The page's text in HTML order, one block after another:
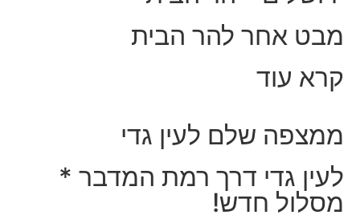
מבט אחר להר הבית
קרא עוד
ממצפה שלם לעין גדי
לעין גדי דרך רמת המדבר *
מסלול חדש!